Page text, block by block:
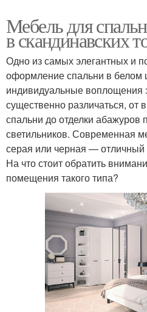
Мебель для
в скандинавских
Одно из самых элегантных и
оформление спальни в белом
индивидуальные воплощения
существенно различаться, от
спальни до отделки абажуров
светильников. Современная
серая или черная — отличный
На что стоит обратить
помещения такого типа?